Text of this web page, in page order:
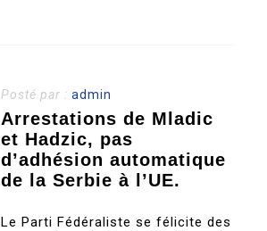
Posté par :admin
Arrestations de Mladic
et Hadzic, pas
d’adhésion automatique
de la Serbie à l’UE.
Le Parti Fédéraliste se félicite des